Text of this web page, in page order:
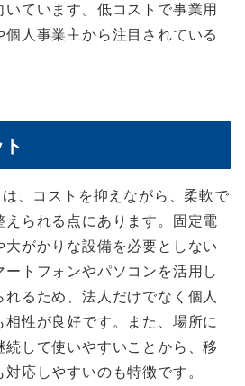
ています。低コストで事業用
人事業主から注目されている
、コストを抑えながら、柔軟で
られる点にあります。固定電
がかりな設備を必要としない
トフォンやパソコンを活用し
るため、法人だけでなく個人
性が良好です。また、場所に
して使いやすいことから、移
応しやすいのも特徴です。